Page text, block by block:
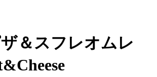
＆スフレオムレ